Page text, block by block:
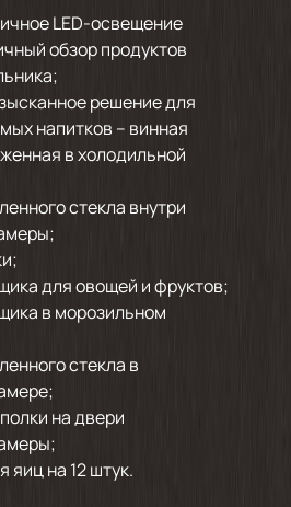
LED-освещение
обзор продуктов
решение для
напитков – винная
в холодильной
стекла внутри
для овощей и фруктов;
в морозильном
стекла в
на двери
яиц на 12 штук.